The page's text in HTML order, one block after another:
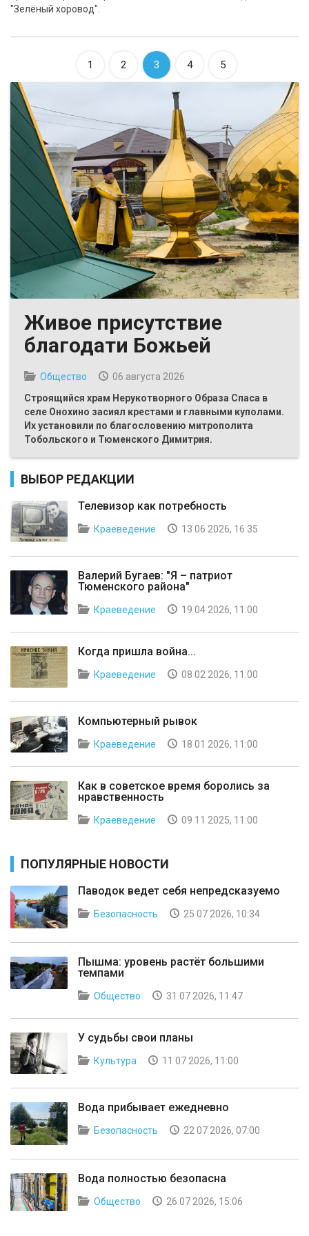
"Зелёный хоровод".
1 2 3 4 5
Живое присутствие
благодати Божьей
Общество
06 августа 2026
Строящийся храм Нерукотворного Образа Спаса в
селе Онохино засиял крестами и главными куполами.
Их установили по благословению митрополита
Тобольского и Тюменского Димитрия.
ВЫБОР РЕДАКЦИИ
Телевизор как потребность
Краеведение 13 06 2026, 16:35
Валерий Бугаев: "Я – патриот
Тюменского района"
Краеведение 19 04 2026, 11:00
Когда пришла война...
Краеведение 08 02 2026, 11:00
Компьютерный рывок
Краеведение 18 01 2026, 11:00
Как в советское время боролись за
нравственность
Краеведение 09 11 2025, 11:00
ПОПУЛЯРНЫЕ НОВОСТИ
Паводок ведет себя непредсказуемо
Безопасность 25 07 2026, 10:34
Пышма: уровень растёт большими
темпами
Общество 31 07 2026, 11:47
У судьбы свои планы
Культура 11 07 2026, 11:00
Вода прибывает ежедневно
Безопасность 22 07 2026, 07:00
Вода полностью безопасна
Общество 26 07 2026, 15:06